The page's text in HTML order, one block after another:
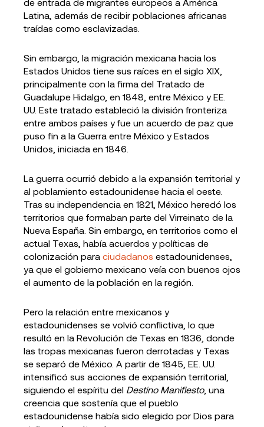
Latina, además de recibir poblaciones africanas
traídas como esclavizadas.
Sin embargo, la migración mexicana hacia los
Estados Unidos tiene sus raíces en el siglo XIX,
principalmente con la firma del Tratado de
Guadalupe Hidalgo, en 1848, entre México y EE.
UU. Este tratado estableció la división fronteriza
entre ambos países y fue un acuerdo de paz que
puso fin a la Guerra entre México y Estados
Unidos, iniciada en 1846.
La guerra ocurrió debido a la expansión territorial y
al poblamiento estadounidense hacia el oeste.
Tras su independencia en 1821, México heredó los
territorios que formaban parte del Virreinato de la
Nueva España. Sin embargo, en territorios como el
actual Texas, había acuerdos y políticas de
colonización para ciudadanos estadounidenses,
ya que el gobierno mexicano veía con buenos ojos
el aumento de la población en la región.
Pero la relación entre mexicanos y
estadounidenses se volvió conflictiva, lo que
resultó en la Revolución de Texas en 1836, donde
las tropas mexicanas fueron derrotadas y Texas
se separó de México. A partir de 1845, EE. UU.
intensificó sus acciones de expansión territorial,
siguiendo el espíritu del Destino Manifiesto, una
creencia que sostenía que el pueblo
estadounidense había sido elegido por Dios para